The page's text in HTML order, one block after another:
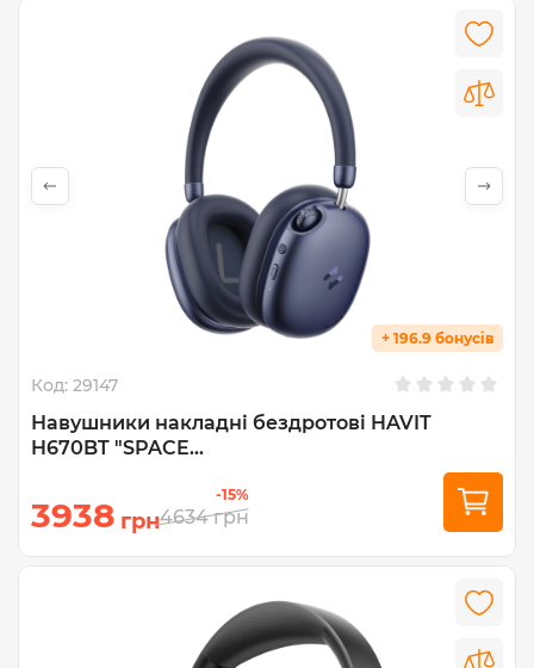
+ 196.9 бонусів
Код: 29147
Навушники накладні бездротові HAVIT
H670BT "SPACE...
3938 грн
-15%
4634 грн